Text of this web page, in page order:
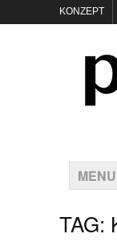
KONZEPT
KONTAKT
MENU
TAG: